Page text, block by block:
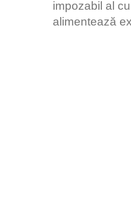
impozabil al
alimentează